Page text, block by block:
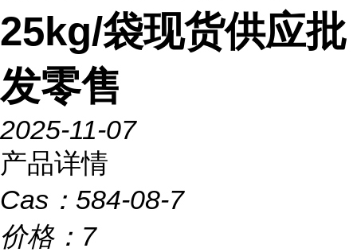
25kg/袋现货供应批
发零售
2025-11-07
产品详情
Cas： 584-08-7
价格： 7